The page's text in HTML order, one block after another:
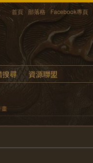
首頁 部落格 Facebook專頁
搜尋 資源聯盟
畫